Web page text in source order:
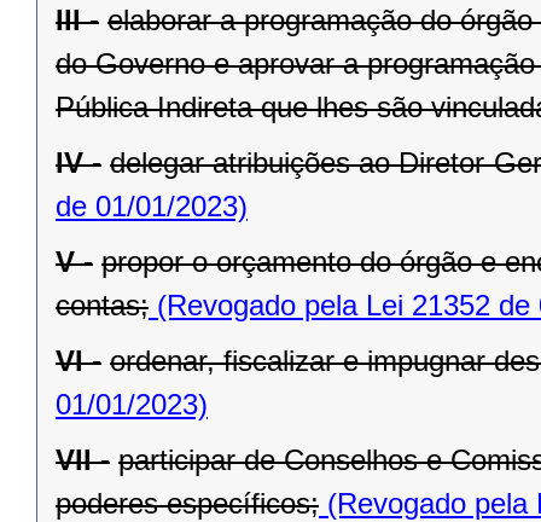
III - elaborar a programação do
do Governo e aprovar a
Pública Indireta que lhes são
IV - delegar atribuições ao Diretor-
de 01/01/2023)
V - propor o orçamento do órgão e
contas; (Revogado pela Lei 21352 de
VI - ordenar, fiscalizar e impugnar
01/01/2023)
VII - participar de Conselhos e
poderes específicos; (Revogado pela